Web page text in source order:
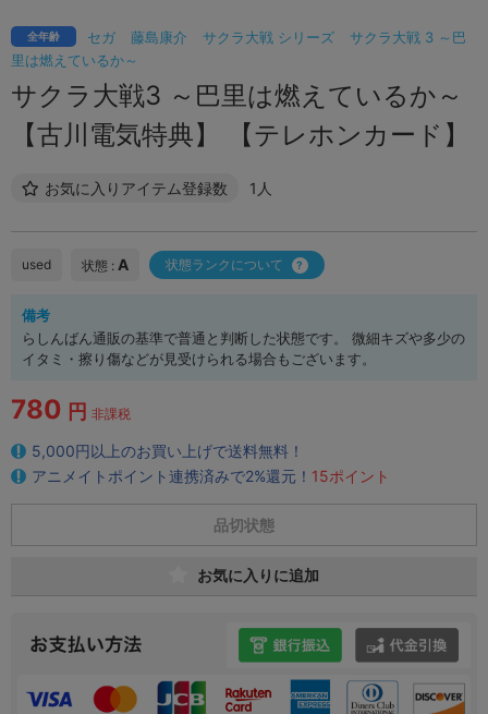
セガ 藤島康介 サクラ大戦 シリーズ
サクラ大戦 3 ～巴
里は燃えているか～
全年齢
サクラ大戦3 ～巴里は燃えているか～
【古川電気特典】 【テレホンカード】
お気に入りアイテム登録数 1人
used 状態 : A 状態ランクについて
備考
らしんばん通販の基準で普通と判断した状態です。 微細キズや多少の
イタミ・擦り傷などが見受けられる場合もございます。
780 円 非課税
5,000円以上のお買い上げで送料無料！
アニメイトポイント連携済みで2%還元！ 15ポイント
品切状態
お気に入りに追加